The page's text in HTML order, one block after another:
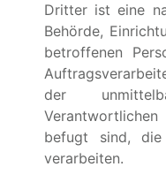
Dritter ist eine
Behörde,
betroffenen
der
befugt sind, die
verarbeiten.